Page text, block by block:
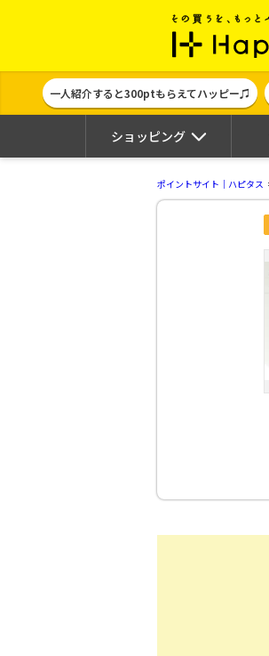
一人紹介すると300ptもらえてハッピー♫
ショッピング
ポイントサイト｜ハピタス